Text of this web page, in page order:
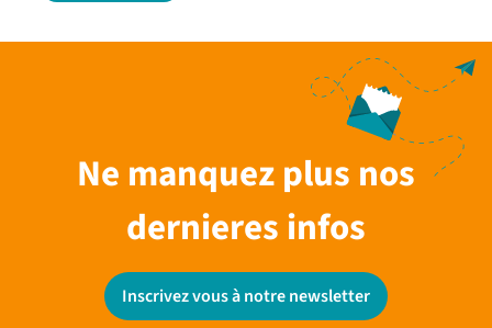
Ne manquez plus nos
dernieres infos
Inscrivez vous à notre newsletter